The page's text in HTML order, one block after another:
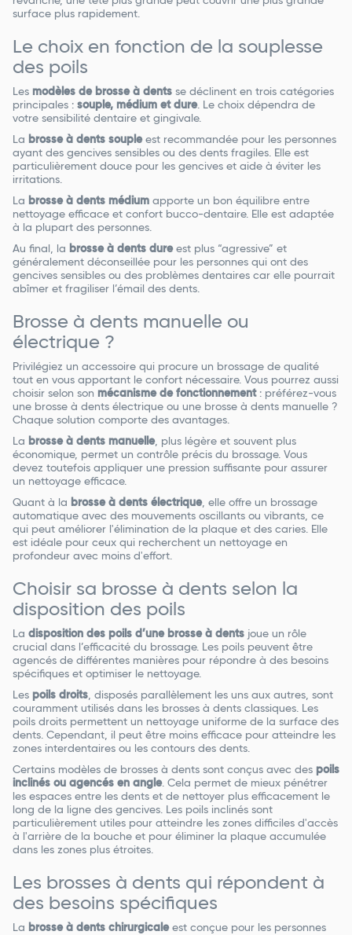
surface plus rapidement.
Le choix en fonction de la souplesse
des poils
Les modèles de brosse à dents se déclinent en trois catégories
principales : souple, médium et dure. Le choix dépendra de
votre sensibilité dentaire et gingivale.
La brosse à dents soupleest recommandée pour les personnes
ayant des gencives sensibles ou des dents fragiles. Elle est
particulièrement douce pour les gencives et aide à éviter les
irritations.
La brosse à dents médium apporte un bon équilibre entre
nettoyage efficace et confort bucco-dentaire. Elle est adaptée
à la plupart des personnes.
Au final, la brosse à dents dureest plus “agressive” et
généralement déconseillée pour les personnes qui ont des
gencives sensibles ou des problèmes dentaires car elle pourrait
abîmer et fragiliser l’émail des dents.
Brosse à dents manuelle ou
électrique ?
Privilégiez un accessoire qui procure un brossage de qualité
tout en vous apportant le confort nécessaire. Vous pourrez aussi
choisir selon son mécanisme de fonctionnement: préférez-vous
une brosse à dents électrique ou une brosse à dents manuelle ?
Chaque solution comporte des avantages.
La brosse à dents manuelle, plus légère et souvent plus
économique, permet un contrôle précis du brossage. Vous
devez toutefois appliquer une pression suffisante pour assurer
un nettoyage efficace.
Quant à la brosse à dents électrique, elle offre un brossage
automatique avec des mouvements oscillants ou vibrants, ce
qui peut améliorer l'élimination de la plaque et des caries. Elle
est idéale pour ceux qui recherchent un nettoyage en
profondeur avec moins d'effort.
Choisir sa brosse à dents selon la
disposition des poils
La disposition des poils d’une brosse à dents joue un rôle
crucial dans l’efficacité du brossage. Les poils peuvent être
agencés de différentes manières pour répondre à des besoins
spécifiques et optimiser le nettoyage.
Les poils droits, disposés parallèlement les uns aux autres, sont
couramment utilisés dans les brosses à dents classiques. Les
poils droits permettent un nettoyage uniforme de la surface des
dents. Cependant, il peut être moins efficace pour atteindre les
zones interdentaires ou les contours des dents.
Certains modèles de brosses à dents sont conçus avec des poils
inclinés ou agencés en angle. Cela permet de mieux pénétrer
les espaces entre les dents et de nettoyer plus efficacement le
long de la ligne des gencives. Les poils inclinés sont
particulièrement utiles pour atteindre les zones difficiles d'accès
à l'arrière de la bouche et pour éliminer la plaque accumulée
dans les zones plus étroites.
Les brosses à dents qui répondent à
des besoins spécifiques
La brosse à dents chirurgicaleest conçue pour les personnes